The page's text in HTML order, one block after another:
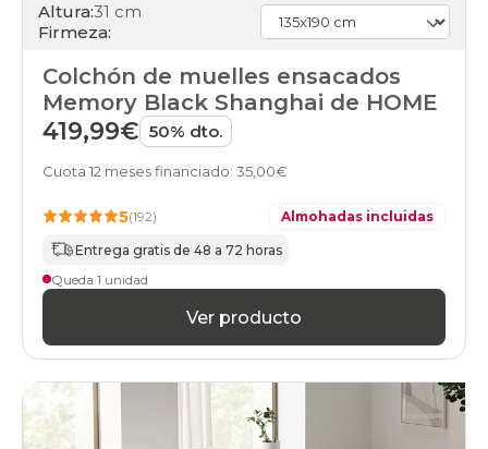
Altura:31 cm
Firmeza:
Colchón de muelles ensacados
Memory Black Shanghai de HOME
419,99€ 50% dto.
Cuota 12 meses financiado: 35,00€
5(192) Almohadas incluidas
Entrega gratis de 48 a 72 horas
Queda 1 unidad
Ver producto